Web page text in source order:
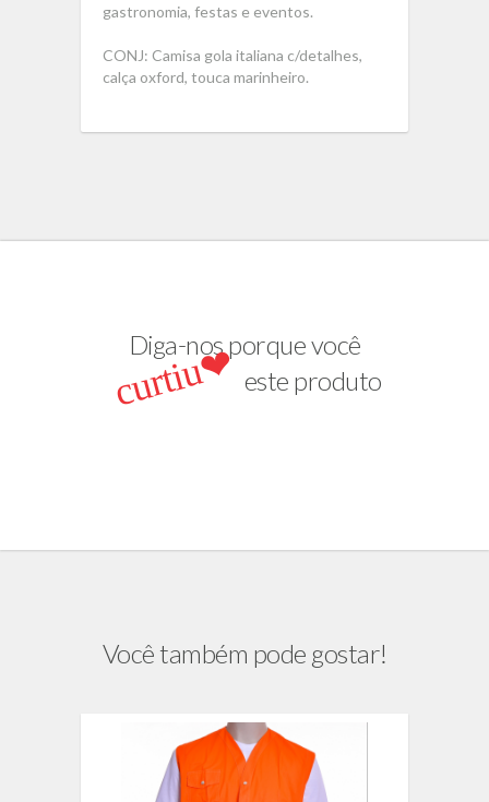
gastronomia, festas e eventos.
CONJ: Camisa gola italiana c/detalhes,
calça oxford, touca marinheiro.
Diga-nos porque você
curtiu❤ este produto
Você também pode gostar!